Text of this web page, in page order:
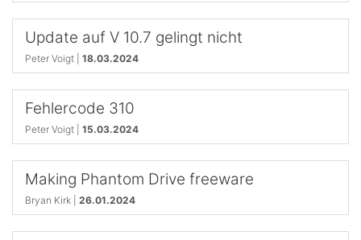
Update auf V 10.7 gelingt nicht
Peter Voigt | 18.03.2024
Fehlercode 310
Peter Voigt | 15.03.2024
Making Phantom Drive freeware
Bryan Kirk | 26.01.2024